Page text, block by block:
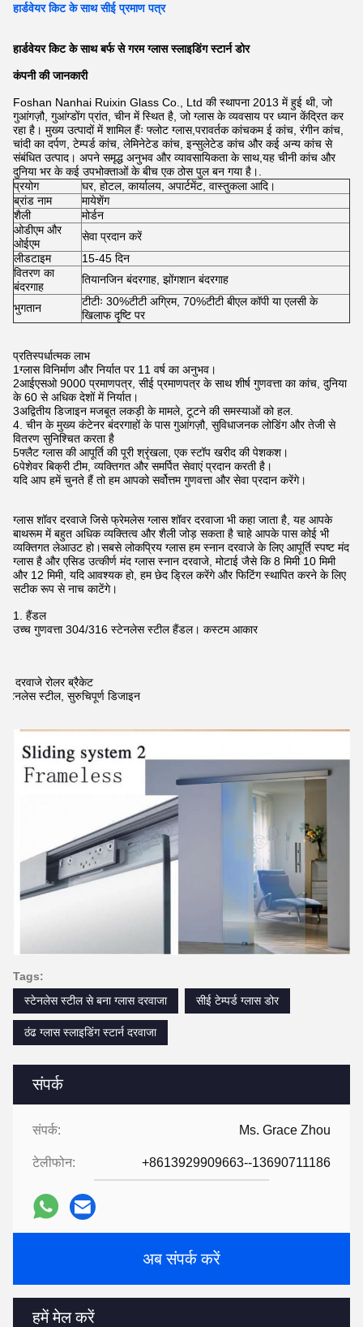
संपर्क
संपर्क: Ms. Grace Zhou
टेलीफोन: +8613929909663--13690711186
अब संपर्क करें
हमें मेल करें
हार्डवेयर किट के साथ सीई प्रमाण पत्र
हार्डवेयर किट के साथ बर्फ से गरम ग्लास स्लाइडिंग स्टार्न डोर
कंपनी की जानकारी
Foshan Nanhai Ruixin Glass Co., Ltd की स्थापना 2013 में हुई थी, जो
गुआंगज़ौ, गुआंग्डोंग प्रांत, चीन में स्थित है, जो ग्लास के व्यवसाय पर ध्यान केंद्रित कर
रहा है। मुख्य उत्पादों में शामिल हैंः फ्लोट ग्लास,परावर्तक कांचकम ई कांच, रंगीन कांच,
चांदी का दर्पण, टेम्पर्ड कांच, लेमिनेटेड कांच, इन्सुलेटेड कांच और कई अन्य कांच से
संबंधित उत्पाद। अपने समृद्ध अनुभव और व्यावसायिकता के साथ,यह चीनी कांच और
दुनिया भर के कई उपभोक्ताओं के बीच एक ठोस पुल बन गया है।.
प्रयोग
घर, होटल, कार्यालय, अपार्टमेंट, वास्तुकला आदि।
ब्रांड नाम
मायेशेंग
शैली
मोर्डन
ओडीएम और
ओईएम
सेवा प्रदान करें
लीडटाइम
15-45 दिन
वितरण का
बंदरगाह
तियानजिन बंदरगाह, झोंगशान बंदरगाह
भुगतान
टीटीः 30%टीटी अग्रिम, 70%टीटी बीएल कॉपी या एलसी के
खिलाफ दृष्टि पर
प्रतिस्पर्धात्मक लाभ
1ग्लास विनिर्माण और निर्यात पर 11 वर्ष का अनुभव।
2आईएसओ 9000 प्रमाणपत्र, सीई प्रमाणपत्र के साथ शीर्ष गुणवत्ता का कांच, दुनिया
के 60 से अधिक देशों में निर्यात।
3अद्वितीय डिजाइन मजबूत लकड़ी के मामले, टूटने की समस्याओं को हल.
4. चीन के मुख्य कंटेनर बंदरगाहों के पास गुआंगज़ौ, सुविधाजनक लोडिंग और तेजी से
वितरण सुनिश्चित करता है
5फ्लैट ग्लास की आपूर्ति की पूरी श्रृंखला, एक स्टॉप खरीद की पेशकश।
6पेशेवर बिक्री टीम, व्यक्तिगत और समर्पित सेवाएं प्रदान करती है।
यदि आप हमें चुनते हैं तो हम आपको सर्वोत्तम गुणवत्ता और सेवा प्रदान करेंगे।
ग्लास शॉवर दरवाजे जिसे फ्रेमलेस ग्लास शॉवर दरवाजा भी कहा जाता है, यह आपके
बाथरूम में बहुत अधिक व्यक्तित्व और शैली जोड़ सकता है चाहे आपके पास कोई भी
व्यक्तिगत लेआउट हो।सबसे लोकप्रिय ग्लास हम स्नान दरवाजे के लिए आपूर्ति स्पष्ट मंद
ग्लास है और एसिड उत्कीर्ण मंद ग्लास स्नान दरवाजे, मोटाई जैसे कि 8 मिमी 10 मिमी
और 12 मिमी, यदि आवश्यक हो, हम छेद ड्रिल करेंगे और फिटिंग स्थापित करने के लिए
सटीक रूप से नाच काटेंगे।
1. हैंडल
उच्च गुणवत्ता 304/316 स्टेनलेस स्टील हैंडल। कस्टम आकार
2. दरवाजे रोलर ब्रैकेट
स्टेनलेस स्टील, सुरुचिपूर्ण डिजाइन
Tags:
स्टेनलेस स्टील से बना ग्लास दरवाजा
सीई टेम्पर्ड ग्लास डोर
ठंढ ग्लास स्लाइडिंग स्टार्न दरवाजा